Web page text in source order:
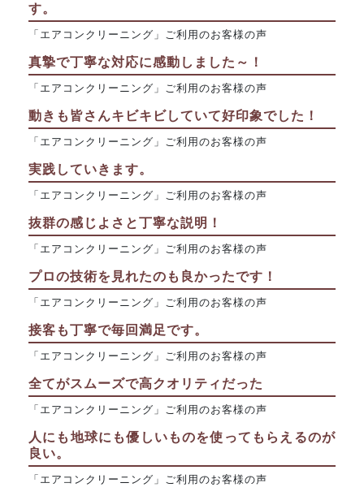
す。
「エアコンクリーニング」ご利用のお客様の声
真摯で丁寧な対応に感動しました～！
「エアコンクリーニング」ご利用のお客様の声
動きも皆さんキビキビしていて好印象でした！
「エアコンクリーニング」ご利用のお客様の声
実践していきます。
「エアコンクリーニング」ご利用のお客様の声
抜群の感じよさと丁寧な説明！
「エアコンクリーニング」ご利用のお客様の声
プロの技術を見れたのも良かったです！
「エアコンクリーニング」ご利用のお客様の声
接客も丁寧で毎回満足です。
「エアコンクリーニング」ご利用のお客様の声
全てがスムーズで高クオリティだった
「エアコンクリーニング」ご利用のお客様の声
人にも地球にも優しいものを使ってもらえるのが
良い。
「エアコンクリーニング」ご利用のお客様の声